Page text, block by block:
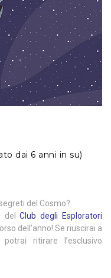
dai 6 anni in su)
del Cosmo?
delClub degli Esploratori
dell’anno! Se riuscirai a
ritirare l’esclusivo